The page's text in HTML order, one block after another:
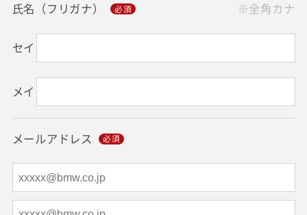
氏名（フリガナ）
セイ
メイ
※全角カナ
メールアドレス